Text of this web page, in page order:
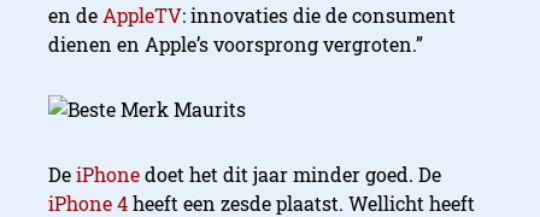
en de AppleTV: innovaties die de consument
dienen en Apple’s voorsprong vergroten.”
DeiPhonedoet het dit jaar minder goed. De
iPhone 4heeft een zesde plaatst. Wellicht heeft